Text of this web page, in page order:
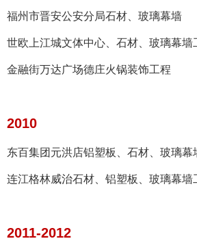
福州市晋安公安分局石材、玻璃幕墙
世欧上江城文体中心、石材、玻璃幕墙
金融街万达广场德庄火锅装饰工程
2010
东百集团元洪店铝塑板、石材、玻璃幕
连江格林威治石材、铝塑板、玻璃幕墙
2011-2012